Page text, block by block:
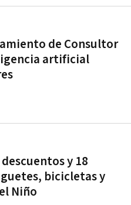
de Consultor
artificial
y 18
bicicletas y
Niño